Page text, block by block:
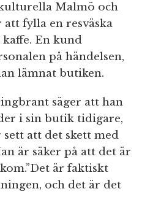
Malmö och
fylla en resväska
En kund
på händelsen,
lämnat butiken.
säger att han
i sin butik tidigare,
att det skett med
är säker på att det är
är faktiskt
och det är det